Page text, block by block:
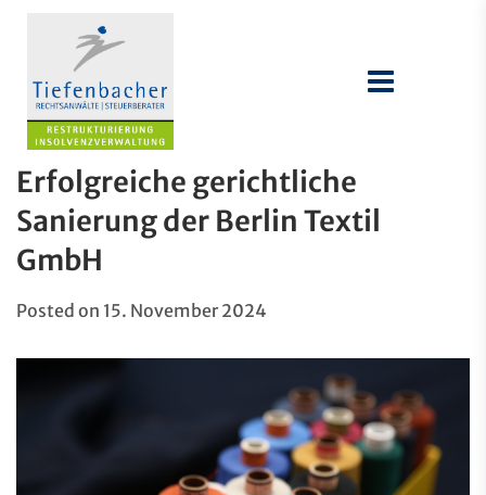
Erfolgreiche gerichtliche
Sanierung der Berlin Textil
GmbH
Posted on 15. November 2024